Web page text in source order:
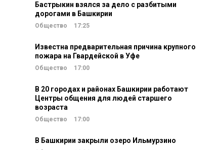
Бастрыкин взялся за дело с разбитыми
дорогами в Башкирии
Общество 17:25
Известна предварительная причина крупного
пожара на Гвардейской в Уфе
Общество 17:00
В 20 городах и районах Башкирии работают
Центры общения для людей старшего
возраста
Общество 17:00
В Башкирии закрыли озеро Ильмурзино